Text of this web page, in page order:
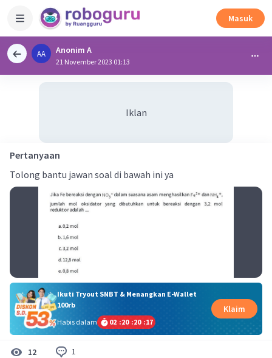
Masuk
AA Anonim A
21 November 2023 01:13
Iklan
Pertanyaan
Tolong bantu jawan soal di bawah ini ya
Ikuti Tryout SNBT & Menangkan E-Wallet
100rb
Habis dalam
02 :20 :20 :17
Klaim
12 1